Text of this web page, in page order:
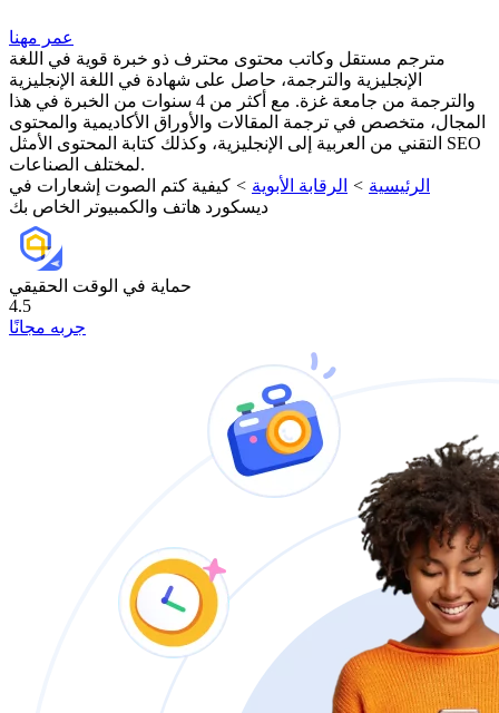
عمر مهنا
مترجم مستقل وكاتب محتوى محترف ذو خبرة قوية في اللغة
الإنجليزية والترجمة، حاصل على شهادة في اللغة الإنجليزية
والترجمة من جامعة غزة. مع أكثر من 4 سنوات من الخبرة في هذا
المجال، متخصص في ترجمة المقالات والأوراق الأكاديمية والمحتوى
التقني من العربية إلى الإنجليزية، وكذلك كتابة المحتوى الأمثل SEO
لمختلف الصناعات.
الرئيسية > الرقابة الأبوية > كيفية كتم الصوت إشعارات في
ديسكورد هاتف والكمبيوتر الخاص بك
حماية في الوقت الحقيقي
4.5
جربه مجانًا